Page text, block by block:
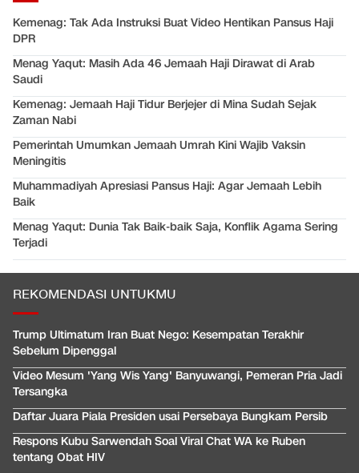
Kemenag: Tak Ada Instruksi Buat Video Hentikan Pansus Haji
DPR
Menag Yaqut: Masih Ada 46 Jemaah Haji Dirawat di Arab
Saudi
Kemenag: Jemaah Haji Tidur Berjejer di Mina Sudah Sejak
Zaman Nabi
Pemerintah Umumkan Jemaah Umrah Kini Wajib Vaksin
Meningitis
Muhammadiyah Apresiasi Pansus Haji: Agar Jemaah Lebih
Baik
Menag Yaqut: Dunia Tak Baik-baik Saja, Konflik Agama Sering
Terjadi
REKOMENDASI UNTUKMU
Trump Ultimatum Iran Buat Nego: Kesempatan Terakhir
Sebelum Dipenggal
Video Mesum 'Yang Wis Yang' Banyuwangi, Pemeran Pria Jadi
Tersangka
Daftar Juara Piala Presiden usai Persebaya Bungkam Persib
Respons Kubu Sarwendah Soal Viral Chat WA ke Ruben
tentang Obat HIV